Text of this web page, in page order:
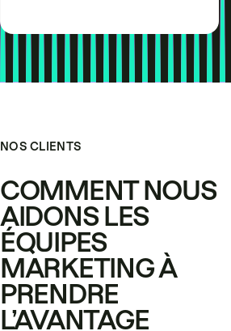
NOS CLIENTS
COMMENT NOUS
AIDONS LES
ÉQUIPES
MARKETING À
PRENDRE
L’AVANTAGE